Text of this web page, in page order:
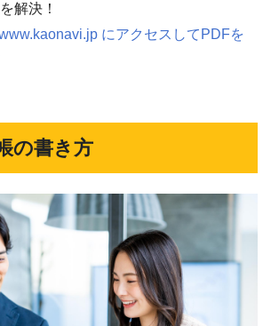
解決！
www.kaonavi.jp にアクセスしてPDFを
の書き方